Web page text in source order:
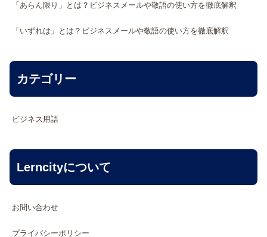
「あらん限り」とは？ビジネスメールや敬語の使い方を徹底解釈
「いずれは」とは？ビジネスメールや敬語の使い方を徹底解釈
カテゴリー
ビジネス用語
Lerncityについて
お問い合わせ
プライバシーポリシー